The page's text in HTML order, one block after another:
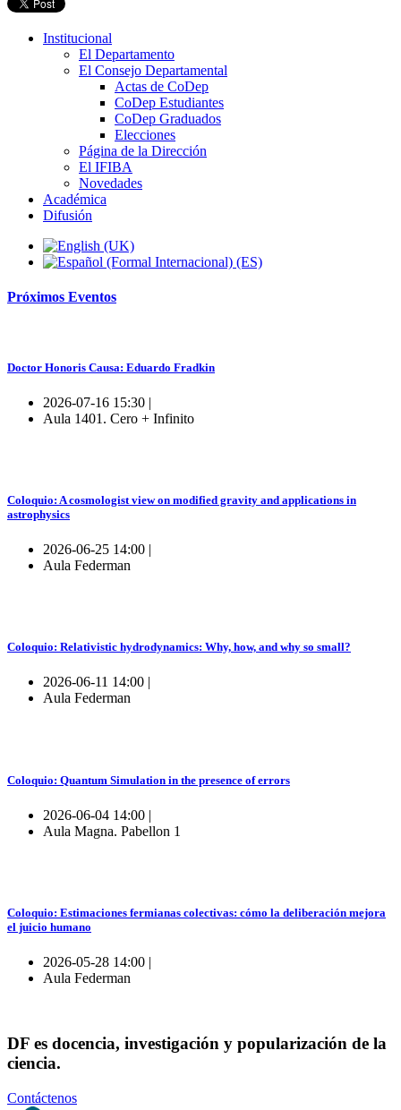
Institucional
El Departamento
El Consejo Departamental
Actas de CoDep
CoDep Estudiantes
CoDep Graduados
Elecciones
Página de la Dirección
El IFIBA
Novedades
Académica
Difusión
Próximos Eventos
Doctor Honoris Causa: Eduardo Fradkin
2026-07-16 15:30 |
Aula 1401. Cero + Infinito
Coloquio: A cosmologist view on modified gravity and applications in
astrophysics
2026-06-25 14:00 |
Aula Federman
Coloquio: Relativistic hydrodynamics: Why, how, and why so small?
2026-06-11 14:00 |
Aula Federman
Coloquio: Quantum Simulation in the presence of errors
2026-06-04 14:00 |
Aula Magna. Pabellon 1
Coloquio: Estimaciones fermianas colectivas: cómo la deliberación mejora
el juicio humano
2026-05-28 14:00 |
Aula Federman
DF es docencia, investigación y popularización de la
ciencia.
Contáctenos